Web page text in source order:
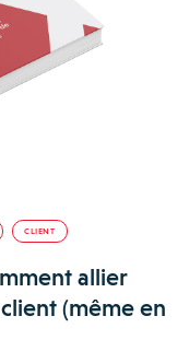
CLIENT
allier
(même en